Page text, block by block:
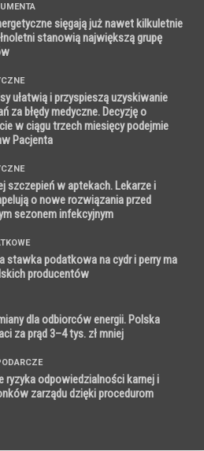
sięgają już nawet kilkuletnie
stanowią największą grupę
ułatwią i przyspieszą uzyskiwanie
za błędy medyczne. Decyzję o
w ciągu trzech miesięcy podejmie
Pacjenta
szczepień w aptekach. Lekarze i
o nowe rozwiązania przed
sezonem infekcyjnym
stawka podatkowa na cydr i perry ma
producentów
dla odbiorców energii. Polska
za prąd 3–4 tys. zł mniej
ryzyka odpowiedzialności karnej i
zarządu dzięki procedurom